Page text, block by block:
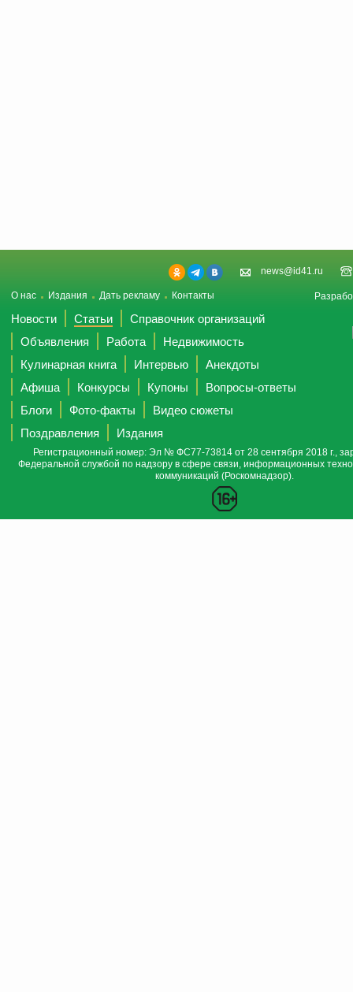
news@id41.ru
О нас Издания Дать рекламу Контакты
Новости Статьи
Справочник организаций
Объявления
Работа
Недвижимость
Кулинарная книга
Интервью
Анекдоты
Афиша
Конкурсы Купоны
Вопросы-ответы
Блоги
Фото-факты
Видео сюжеты
Поздравления
Издания
Регистрационный номер: Эл № ФС77-73814 от 28 сентября 2018 г.,
Федеральной службой по надзору в сфере связи, информационных
коммуникаций (Роскомнадзор).